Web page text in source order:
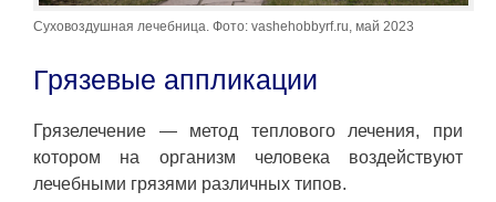
Суховоздушная лечебница. Фото: vashehobbyrf.ru, май 2023
Грязевые аппликации
Грязелечение — метод теплового лечения, при
котором на организм человека воздействуют
лечебными грязями различных типов.